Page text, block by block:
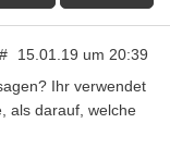
# 15.01.19 um 20:39
Ihr verwendet
als darauf, welche